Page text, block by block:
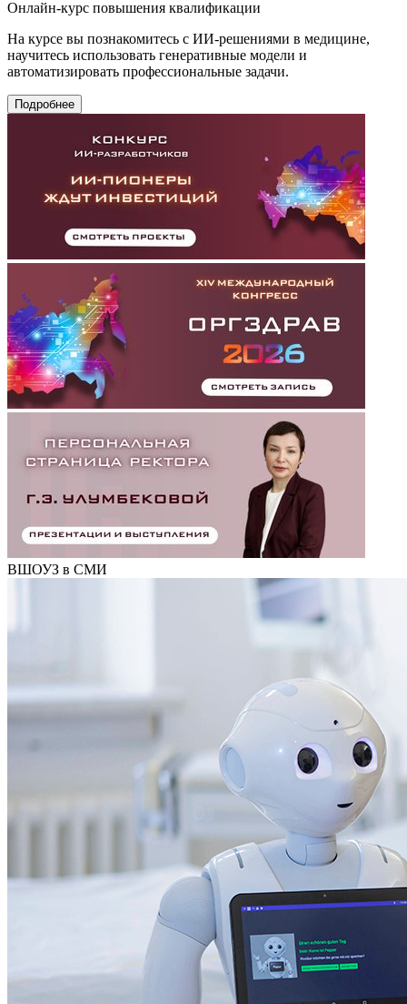
Онлайн-курс повышения квалификации
На курсе вы познакомитесь с ИИ-решениями в медицине,
научитесь использовать генеративные модели и
автоматизировать профессиональные задачи.
Подробнее
ВШОУЗ в СМИ